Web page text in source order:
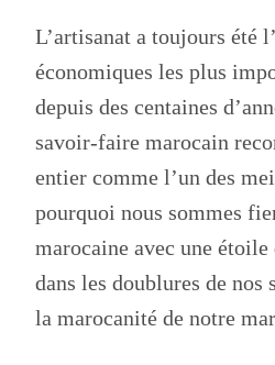
L’artisanat a toujours été
économiques les plus
depuis des centaines
savoir-faire marocain
entier comme l’un des
pourquoi nous sommes
marocaine avec une
dans les doublures de nos
la marocanité de notre